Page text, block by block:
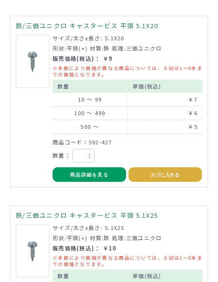
鉄/三価ユニクロ キャスタービス 平頭 5.1X20
サイズ/太さx長さ: 5.1X20
形状:平頭(+) 材質:鉄 処理:三価ユニクロ
販売価格(税込)： ￥9
※本数により価格が異なる商品については、上記は1～9本ま
での価格となります。
数量
単価(税込)
10 ～ 99
￥7
100 ～ 499
￥6
500 ～
￥5
商品コード：592-427
数量：
商品詳細を見る カゴに入れる
鉄/三価ユニクロ キャスタービス 平頭 5.1X25
サイズ/太さx長さ: 5.1X25
形状:平頭(+) 材質:鉄 処理:三価ユニクロ
販売価格(税込)： ￥10
※本数により価格が異なる商品については、上記は1～9本ま
での価格となります。
数量
単価(税込)